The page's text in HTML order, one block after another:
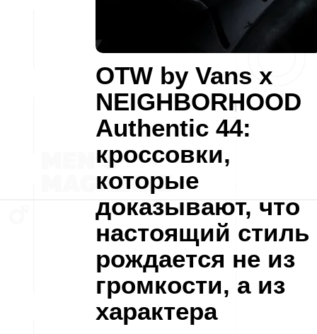
OTW by Vans x
NEIGHBORHOOD
Authentic 44:
кроссовки,
которые
доказывают, что
настоящий стиль
рождается не из
громкости, а из
характера